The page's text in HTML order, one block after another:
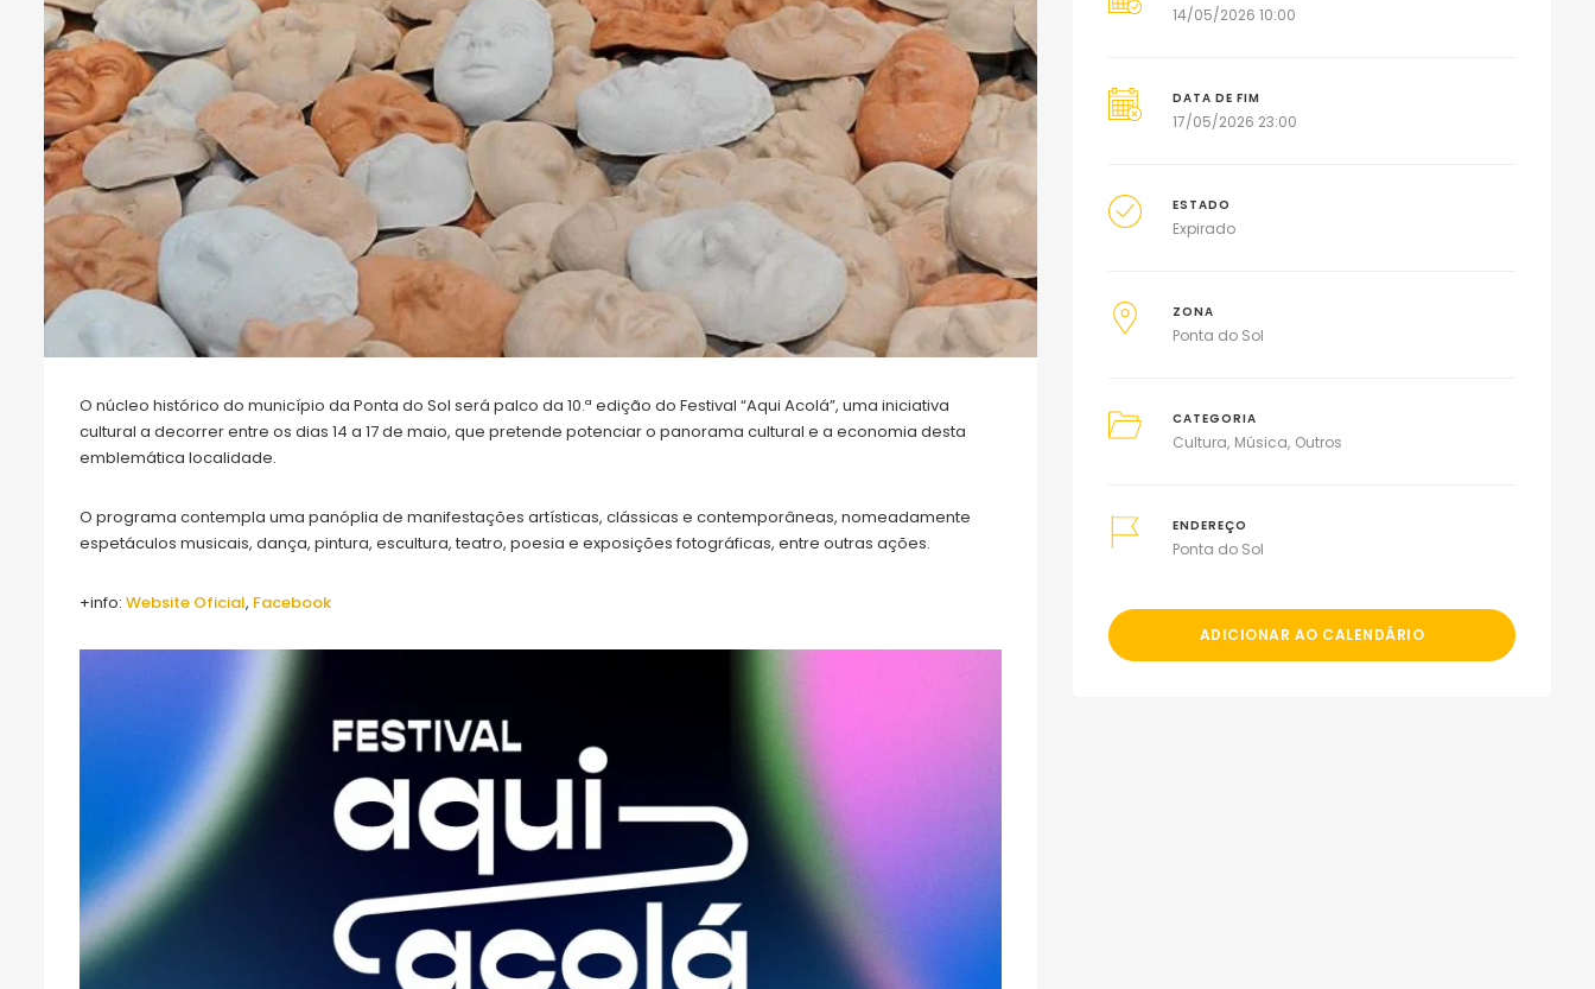
O núcleo histórico do município da Ponta do Sol será palco da 10.ª edição do Festival “Aqui Acolá”, uma iniciativa
cultural a decorrer entre os dias 14 a 17 de maio, que pretende potenciar o panorama cultural e a economia desta
emblemática localidade.
O programa contempla uma panóplia de manifestações artísticas, clássicas e contemporâneas, nomeadamente
espetáculos musicais, dança, pintura, escultura, teatro, poesia e exposições fotográficas, entre outras ações.
+info: Website Oficial, Facebook
14/05/2026 10:00
DATA DE FIM
17/05/2026 23:00
ESTADO
Expirado
ZONA
Ponta do Sol
CATEGORIA
Cultura Música Outros
ENDEREÇO
Ponta do Sol
ADICIONAR AO CALENDÁRIO